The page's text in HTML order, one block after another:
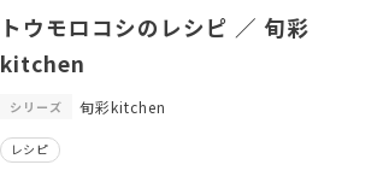
トウモロコシのレシピ ／ 旬彩
kitchen
シリーズ 旬彩kitchen
レシピ